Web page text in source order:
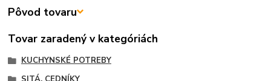
Pôvod tovaru
Tovar zaradený v kategóriách
KUCHYNSKÉ POTREBY